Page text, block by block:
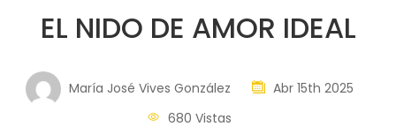
EL NIDO DE AMOR IDEAL
María José Vives González
Abr 15th 2025
680 Vistas